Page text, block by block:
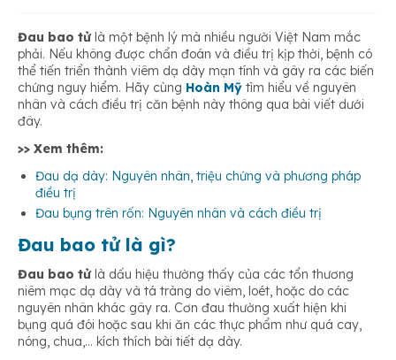
Sử dụng các chất kích thích quá thường xuyên
Đau bao tửlà một bệnh lý mà nhiều người Việt Nam mắc
phải. Nếu không được chẩn đoán và điều trị kịp thời, bệnh có
thể tiến triển thành viêm dạ dày mạn tính và gây ra các biến
chứng nguy hiểm. Hãy cùng Hoàn Mỹ tìm hiểu về nguyên
nhân và cách điều trị căn bệnh này thông qua bài viết dưới
đây.
>> Xem thêm:
Đau dạ dày: Nguyên nhân, triệu chứng và phương pháp
điều trị
Đau bụng trên rốn: Nguyên nhân và cách điều trị
Đau bao tử là gì?
Đau bao tửlà dấu hiệu thường thấy của các tổn thương
niêm mạc dạ dày và tá tràng do viêm, loét, hoặc do các
nguyên nhân khác gây ra. Cơn đau thường xuất hiện khi
bụng quá đói hoặc sau khi ăn các thực phẩm như quá cay,
nóng, chua,… kích thích bài tiết dạ dày.